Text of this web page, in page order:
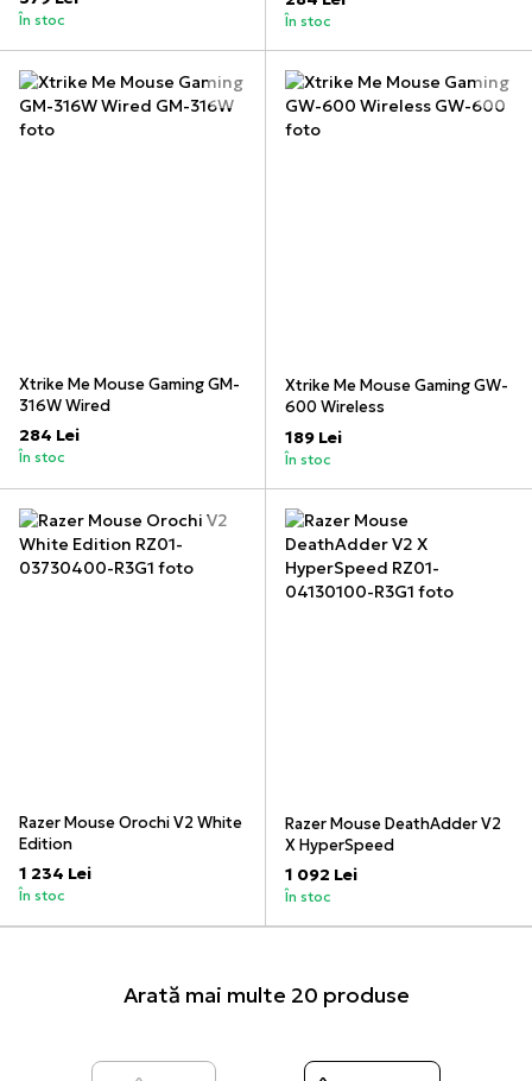
În stoc În stoc
Xtrike Me Mouse Gaming GM-
316W Wired
284 Lei
În stoc
Xtrike Me Mouse Gaming GW-
600 Wireless
189 Lei
În stoc
Razer Mouse Orochi V2 White
Edition
1 234 Lei
În stoc
Razer Mouse DeathAdder V2
X HyperSpeed
1 092 Lei
În stoc
Arată mai multe 20 produse